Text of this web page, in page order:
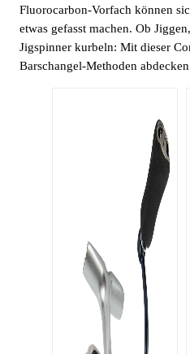
Fluorocarbon-Vorfach können
etwas gefasst machen. Ob
Jigspinner kurbeln: Mit dieser
Barschangel-Methoden